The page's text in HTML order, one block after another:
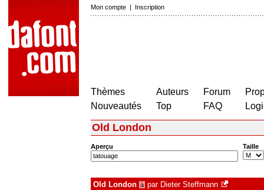
Mon compte | Inscription
Thèmes
Nouveautés
Auteurs
Top
Forum
FAQ
Old London
Aperçu Taille
Old London à par Dieter Steffmann